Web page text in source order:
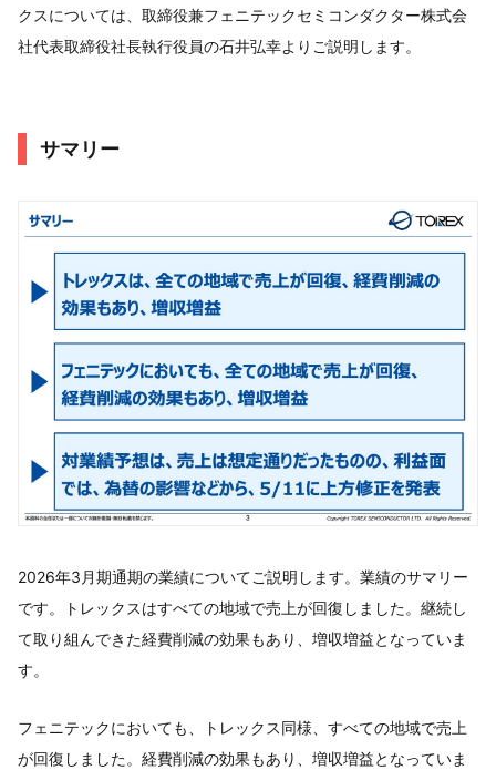
クスについては、取締役兼フェニテックセミコンダクター株式会
社代表取締役社長執行役員の石井弘幸よりご説明します。
サマリー
2026年3月期通期の業績についてご説明します。業績のサマリー
です。トレックスはすべての地域で売上が回復しました。継続し
て取り組んできた経費削減の効果もあり、増収増益となっていま
す。
フェニテックにおいても、トレックス同様、すべての地域で売上
が回復しました。経費削減の効果もあり、増収増益となっていま